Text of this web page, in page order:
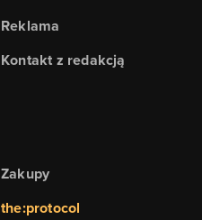
Reklama
Kontakt z redakcją
Zakupy
the:protocol